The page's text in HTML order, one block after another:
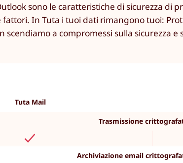
sono le caratteristiche di sicurezza di
In Tuta i tuoi dati rimangono tuoi:
scendiamo a compromessi sulla sicurezza e
Tuta Mail
Trasmissione
Archiviazione email